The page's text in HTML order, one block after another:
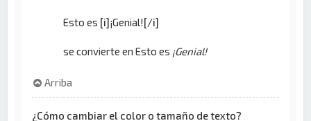
Esto es [i]¡Genial![/i]
se convierte en Esto es ¡Genial!
Arriba
¿Cómo cambiar el color o tamaño de texto?